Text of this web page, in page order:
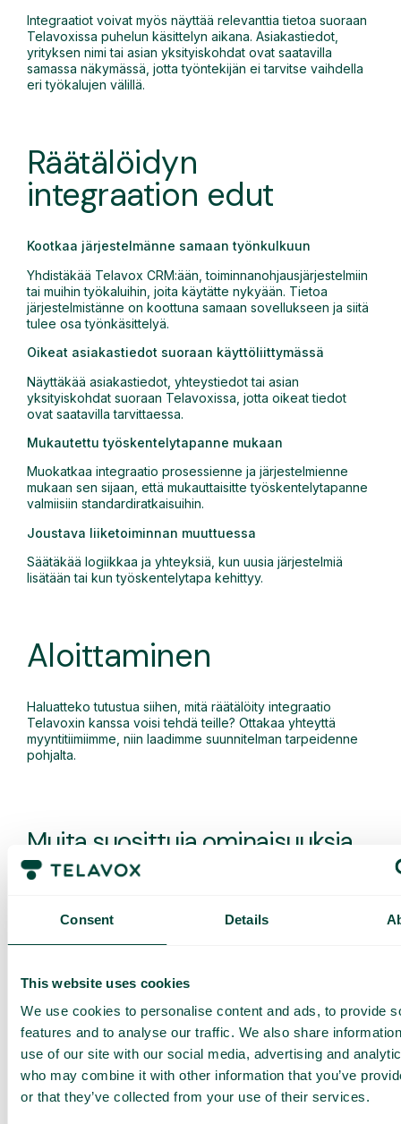
Consent Details
This website uses cookies
We use cookies to personalise content and ads, to provide
features and to analyse our traffic. We also share
use of our site with our social media, advertising and
who may combine it with other information that you’ve
or that they’ve collected from your use of their services.
Integraatiot voivat myös näyttää relevanttia tietoa suoraan
Telavoxissa puhelun käsittelyn aikana. Asiakastiedot,
yrityksen nimi tai asian yksityiskohdat ovat saatavilla
samassa näkymässä, jotta työntekijän ei tarvitse vaihdella
eri työkalujen välillä.
Räätälöidyn
integraation edut
Kootkaa järjestelmänne samaan työnkulkuun
Yhdistäkää Telavox CRM:ään, toiminnanohjausjärjestelmiin
tai muihin työkaluihin, joita käytätte nykyään. Tietoa
järjestelmistänne on koottuna samaan sovellukseen ja siitä
tulee osa työnkäsittelyä.
Oikeat asiakastiedot suoraan käyttöliittymässä
Näyttäkää asiakastiedot, yhteystiedot tai asian
yksityiskohdat suoraan Telavoxissa, jotta oikeat tiedot
ovat saatavilla tarvittaessa.
Mukautettu työskentelytapanne mukaan
Muokatkaa integraatio prosessienne ja järjestelmienne
mukaan sen sijaan, että mukauttaisitte työskentelytapanne
valmiisiin standardiratkaisuihin.
Joustava liiketoiminnan muuttuessa
Säätäkää logiikkaa ja yhteyksiä, kun uusia järjestelmiä
lisätään tai kun työskentelytapa kehittyy.
Aloittaminen
Haluatteko tutustua siihen, mitä räätälöity integraatio
Telavoxin kanssa voisi tehdä teille? Ottakaa yhteyttä
myyntitiimiimme, niin laadimme suunnitelman tarpeidenne
pohjalta.
Muita suosittuja ominaisuuksia
automaattisesti toimintoja muissa
järjestelmissänne.